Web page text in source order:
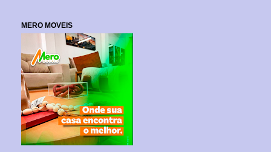
MERO MOVEIS